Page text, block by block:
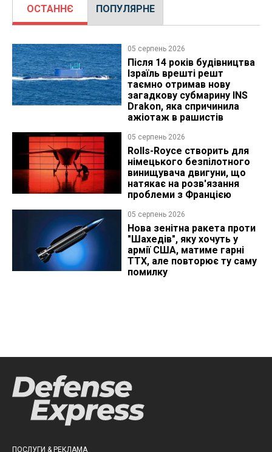
ОСТАННЄ ПОПУЛЯРНЕ
05 серпень 2026
Після 14 років будівництва
Ізраїль врешті решт
таємно отримав нову
загадкову субмарину INS
Drakon, яка спричинила
ажіотаж в рашистів
05 серпень 2026
Rolls-Royce створить для
німецького безпілотного
винищувача двигуни, що
натякає на розв'язання
проблеми з Францією
05 серпень 2026
Нова зенітна ракета проти
"Шахедів", яку хочуть у
армії США, матиме гарні
ТТХ, але повторює ту саму
помилку
ПОСЛУГИ & РЕКЛАМА